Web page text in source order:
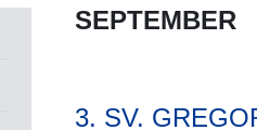
SEPTEMBER
3. SV.